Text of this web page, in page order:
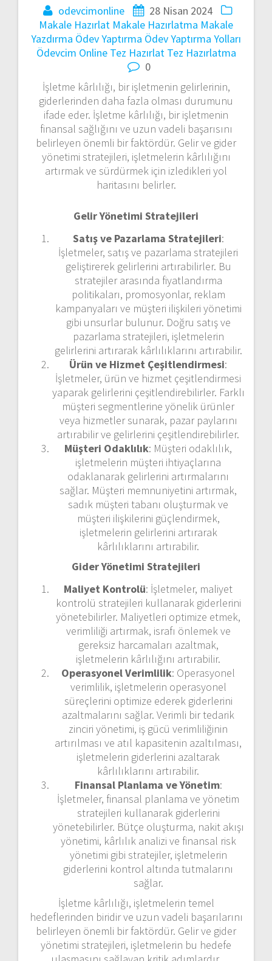
odevcimonline
28 Nisan 2024
Makale Hazırlat Makale Hazırlatma Makale
Yazdırma Ödev Yaptırma Ödev Yaptırma Yolları
Ödevcim Online Tez Hazırlat Tez Hazırlatma
0
İşletme kârlılığı, bir işletmenin gelirlerinin,
giderlerinden daha fazla olması durumunu
ifade eder. İşletme kârlılığı, bir işletmenin
finansal sağlığını ve uzun vadeli başarısını
belirleyen önemli bir faktördür. Gelir ve gider
yönetimi stratejileri, işletmelerin kârlılığını
artırmak ve sürdürmek için izledikleri yol
haritasını belirler.
Gelir Yönetimi Stratejileri
Satış ve Pazarlama Stratejileri:
İşletmeler, satış ve pazarlama stratejileri
geliştirerek gelirlerini artırabilirler. Bu
stratejiler arasında fiyatlandırma
politikaları, promosyonlar, reklam
kampanyaları ve müşteri ilişkileri yönetimi
gibi unsurlar bulunur. Doğru satış ve
pazarlama stratejileri, işletmelerin
gelirlerini artırarak kârlılıklarını artırabilir.
Ürün ve Hizmet Çeşitlendirmesi:
İşletmeler, ürün ve hizmet çeşitlendirmesi
yaparak gelirlerini çeşitlendirebilirler. Farklı
müşteri segmentlerine yönelik ürünler
veya hizmetler sunarak, pazar paylarını
artırabilir ve gelirlerini çeşitlendirebilirler.
Müşteri Odaklılık: Müşteri odaklılık,
işletmelerin müşteri ihtiyaçlarına
odaklanarak gelirlerini artırmalarını
sağlar. Müşteri memnuniyetini artırmak,
sadık müşteri tabanı oluşturmak ve
müşteri ilişkilerini güçlendirmek,
işletmelerin gelirlerini artırarak
kârlılıklarını artırabilir.
Gider Yönetimi Stratejileri
Maliyet Kontrolü: İşletmeler, maliyet
kontrolü stratejileri kullanarak giderlerini
yönetebilirler. Maliyetleri optimize etmek,
verimliliği artırmak, israfı önlemek ve
gereksiz harcamaları azaltmak,
işletmelerin kârlılığını artırabilir.
Operasyonel Verimlilik: Operasyonel
verimlilik, işletmelerin operasyonel
süreçlerini optimize ederek giderlerini
azaltmalarını sağlar. Verimli bir tedarik
zinciri yönetimi, iş gücü verimliliğinin
artırılması ve atıl kapasitenin azaltılması,
işletmelerin giderlerini azaltarak
kârlılıklarını artırabilir.
Finansal Planlama ve Yönetim:
İşletmeler, finansal planlama ve yönetim
stratejileri kullanarak giderlerini
yönetebilirler. Bütçe oluşturma, nakit akışı
yönetimi, kârlılık analizi ve finansal risk
yönetimi gibi stratejiler, işletmelerin
giderlerini kontrol altında tutmalarını
sağlar.
İşletme kârlılığı, işletmelerin temel
hedeflerinden biridir ve uzun vadeli başarılarını
belirleyen önemli bir faktördür. Gelir ve gider
yönetimi stratejileri, işletmelerin bu hedefe